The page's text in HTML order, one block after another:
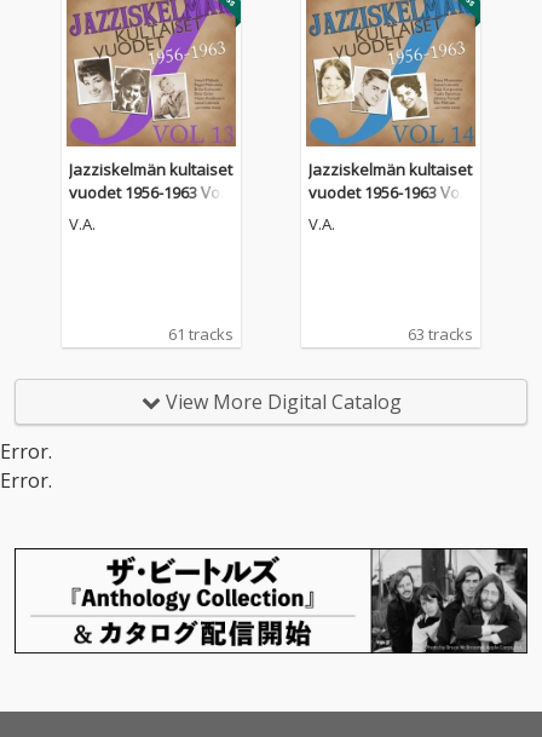
Jazziskelmän kultaiset
vuodet 1956-1963 Vol
13
V.A.
61 tracks
Jazziskelmän kultaiset
vuodet 1956-1963 Vol
14
V.A.
63 tracks
View More Digital Catalog
Error.
Error.